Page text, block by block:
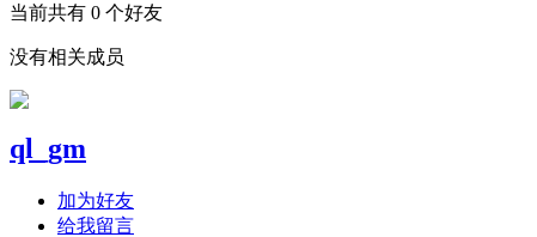
当前共有 0 个好友
没有相关成员
ql_gm
加为好友
给我留言